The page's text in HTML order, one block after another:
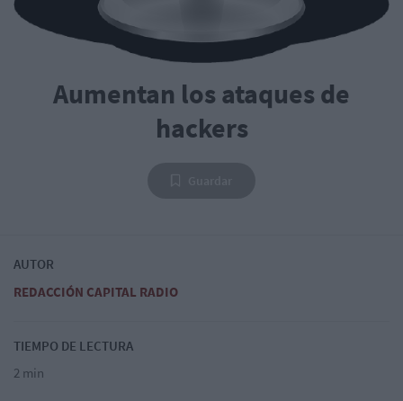
Aumentan los ataques de
hackers
AUTOR
REDACCIÓN CAPITAL RADIO
TIEMPO DE LECTURA
2 min